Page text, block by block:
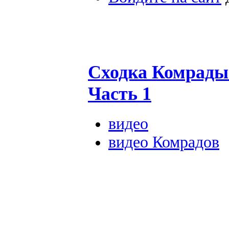
Сходка
Часть 1
видео
видео Комрадов